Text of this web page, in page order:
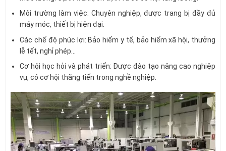
Môi trường làm việc: Chuyên nghiệp, được trang bị đầy đủ
máy móc, thiết bị hiện đại.
Các chế độ phúc lợi: Bảo hiểm y tế, bảo hiểm xã hội, thưởng
lễ tết, nghỉ phép…
Cơ hội học hỏi và phát triển: Được đào tạo nâng cao nghiệp
vụ, có cơ hội thăng tiến trong nghề nghiệp.